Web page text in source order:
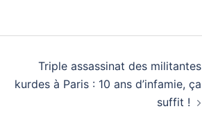
Triple assassinat des militantes
kurdes à Paris : 10 ans d’infamie, ça
suffit !